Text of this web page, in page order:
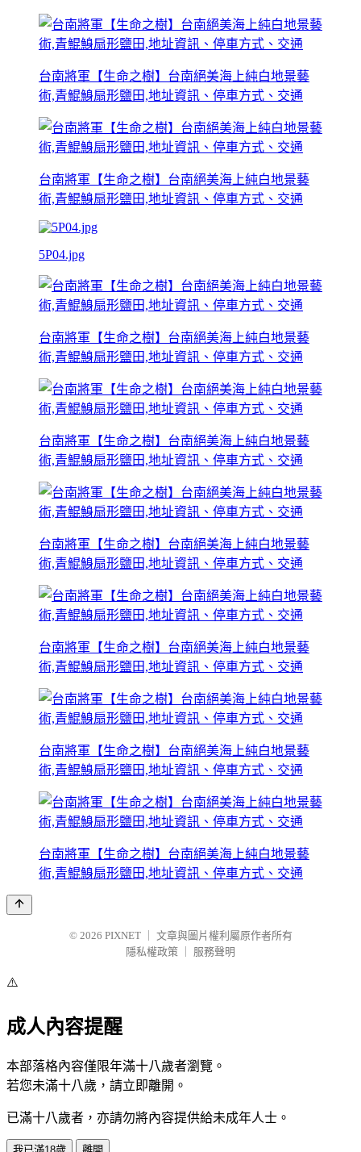
台南將軍【生命之樹】台南絕美海上純白地景藝
術,青鯤鯓扇形鹽田,地址資訊、停車方式、交通
台南將軍【生命之樹】台南絕美海上純白地景藝
術,青鯤鯓扇形鹽田,地址資訊、停車方式、交通
5P04.jpg
台南將軍【生命之樹】台南絕美海上純白地景藝
術,青鯤鯓扇形鹽田,地址資訊、停車方式、交通
台南將軍【生命之樹】台南絕美海上純白地景藝
術,青鯤鯓扇形鹽田,地址資訊、停車方式、交通
台南將軍【生命之樹】台南絕美海上純白地景藝
術,青鯤鯓扇形鹽田,地址資訊、停車方式、交通
台南將軍【生命之樹】台南絕美海上純白地景藝
術,青鯤鯓扇形鹽田,地址資訊、停車方式、交通
台南將軍【生命之樹】台南絕美海上純白地景藝
術,青鯤鯓扇形鹽田,地址資訊、停車方式、交通
台南將軍【生命之樹】台南絕美海上純白地景藝
術,青鯤鯓扇形鹽田,地址資訊、停車方式、交通
© 2026 PIXNET
文章與圖片權利屬原作者所有
隱私權政策
服務聲明
⚠️
成人內容提醒
本部落格內容僅限年滿十八歲者瀏覽。
若您未滿十八歲，請立即離開。
已滿十八歲者，亦請勿將內容提供給未成年人士。
我已滿18歲 離開